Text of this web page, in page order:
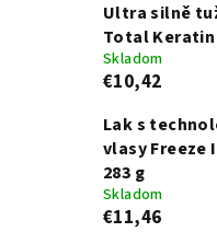
Ultra silně
Total Keratin
Skladom
€10,42
Lak s
vlasy Freeze
283 g
Skladom
€11,46